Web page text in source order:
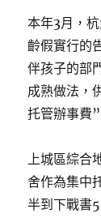
本年3月，
齡假實行的
伴孩子的部
成熟做法，
托管辦事費”
上城區綜合
舍作為集中
半到下戰書